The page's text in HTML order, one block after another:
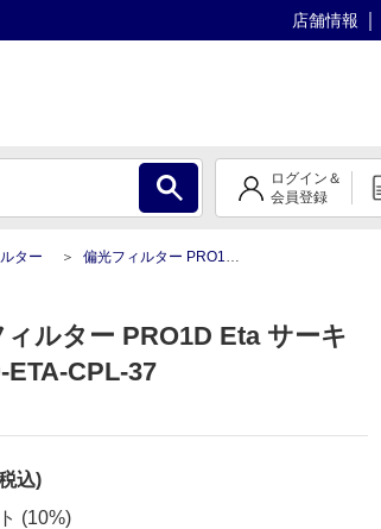
店舗情報
ログイン＆
会員登録
ター 偏光フィルター PRO1D Eta サーキュラーPL [37mm]
ルター PRO1D Eta サーキ
CPL-37
込)
(10%)